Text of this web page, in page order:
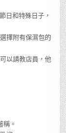
日和特殊日子，
擇附有保濕包的
以請教店員，他
稱。